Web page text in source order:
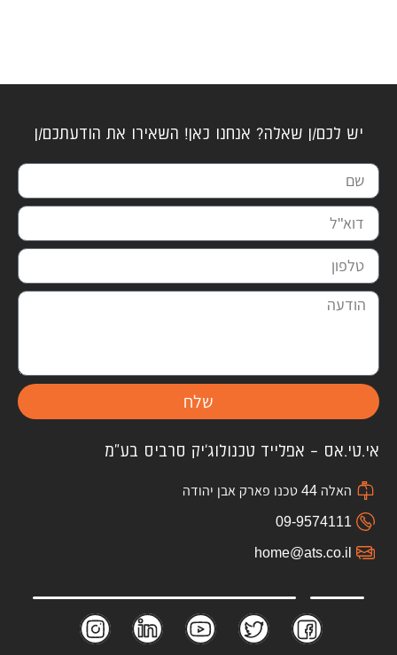
אי.טי.אס – אפלייד טכנולוג'יק סרביס בע"מ
האלה 44 טכנו פארק אבן יהודה
09-9574111
home@ats.co.il
יש לכם/ן שאלה? אנחנו כאן! השאירו את הודעתכם/ן
שלח